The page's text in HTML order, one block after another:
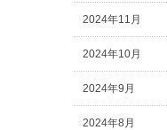
2024年11月
2024年10月
2024年9月
2024年8月